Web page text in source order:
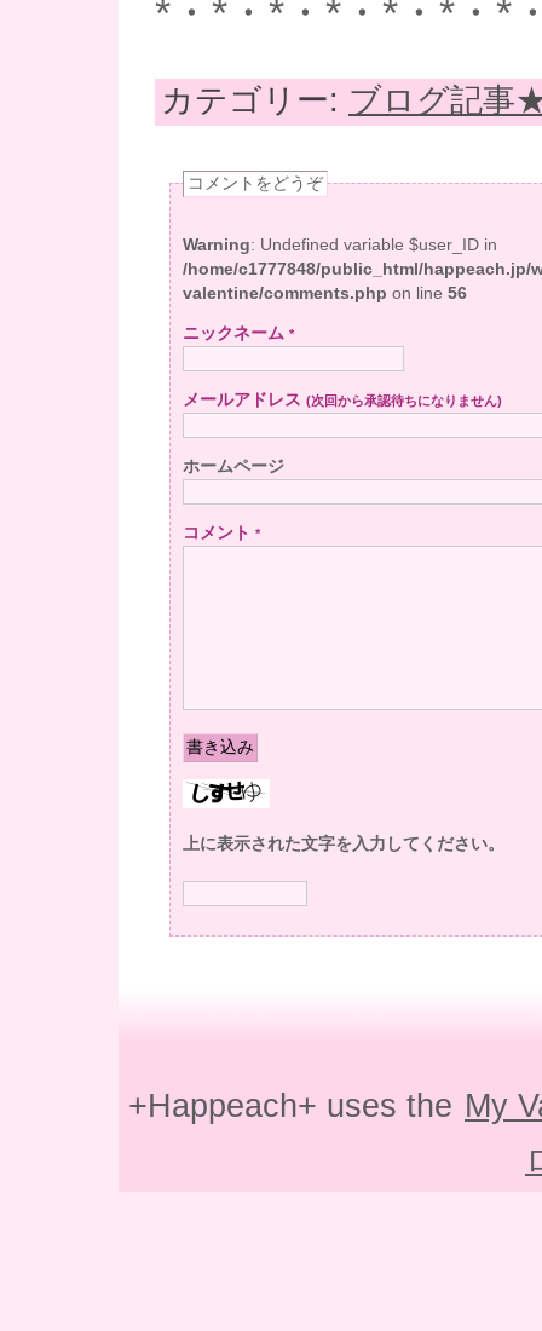
*・*・*・*・*・*・*
カテゴリー: ブログ記事
コメントをどうぞ
Warning
: Undefined variable $user_ID in
/home/c1777848/public_html/happeach.jp/
valentine/comments.php on line 56
ニックネーム *
メールアドレス (次回から承認待ちになりません)
ホームページ
コメント *
上に表示された文字を入力してください。
+Happeach+ uses the My